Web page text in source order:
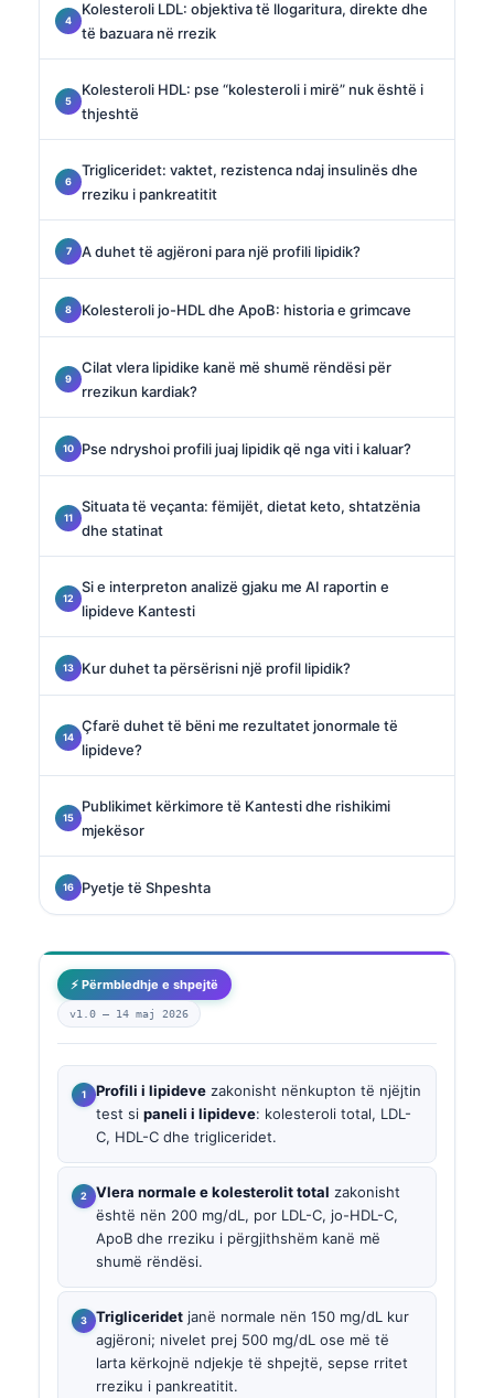
Kolesteroli LDL: objektiva të llogaritura, direkte dhe
të bazuara në rrezik
Kolesteroli HDL: pse “kolesteroli i mirë” nuk është i
thjeshtë
Trigliceridet: vaktet, rezistenca ndaj insulinës dhe
rreziku i pankreatitit
A duhet të agjëroni para një profili lipidik?
Kolesteroli jo-HDL dhe ApoB: historia e grimcave
Cilat vlera lipidike kanë më shumë rëndësi për
rrezikun kardiak?
Pse ndryshoi profili juaj lipidik që nga viti i kaluar?
Situata të veçanta: fëmijët, dietat keto, shtatzënia
dhe statinat
Si e interpreton analizë gjaku me AI raportin e
lipideve Kantesti
Kur duhet ta përsërisni një profil lipidik?
Çfarë duhet të bëni me rezultatet jonormale të
lipideve?
Publikimet kërkimore të Kantesti dhe rishikimi
mjekësor
Pyetje të Shpeshta
⚡ Përmbledhje e shpejtë
v1.0 — 14 maj 2026
Profili i lipideve zakonisht nënkupton të njëjtin
test si paneli i lipideve: kolesteroli total, LDL-
C, HDL-C dhe trigliceridet.
Vlera normale e kolesterolit total zakonisht
është nën 200 mg/dL, por LDL-C, jo-HDL-C,
ApoB dhe rreziku i përgjithshëm kanë më
shumë rëndësi.
Trigliceridet janë normale nën 150 mg/dL kur
agjëroni; nivelet prej 500 mg/dL ose më të
larta kërkojnë ndjekje të shpejtë, sepse rritet
rreziku i pankreatitit.